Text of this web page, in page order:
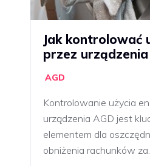
Jak kontrolować
przez urządzenia
AGD
Kontrolowanie użycia
urządzenia AGD jest
elementem dla
obniżenia rachunków za…